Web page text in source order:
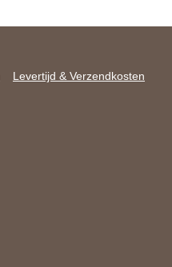
Levertijd & Verzendkosten